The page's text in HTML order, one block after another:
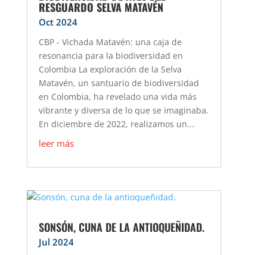
RESGUARDO SELVA MATAVÉN
Oct 2024
CBP - Vichada Matavén: una caja de
resonancia para la biodiversidad en
Colombia La exploración de la Selva
Matavén, un santuario de biodiversidad
en Colombia, ha revelado una vida más
vibrante y diversa de lo que se imaginaba.
En diciembre de 2022, realizamos un...
leer más
SONSÓN, CUNA DE LA ANTIOQUEÑIDAD.
Jul 2024